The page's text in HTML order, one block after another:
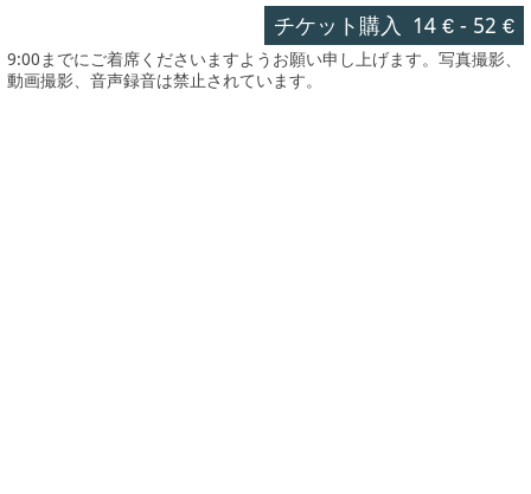
チケット購入 14 €- 52 €
9:00までにご着席くださいますようお願い申し上げます。写真撮影、
動画撮影、音声録音は禁止されています。